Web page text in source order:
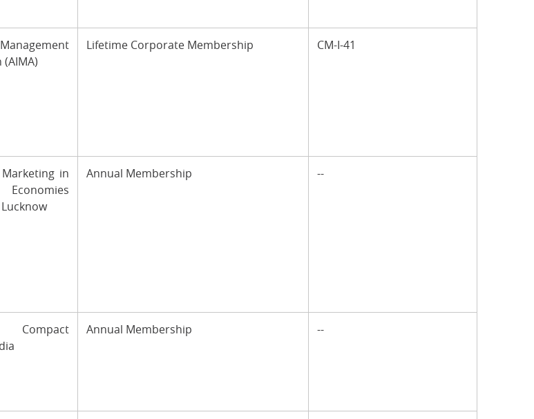
Lifetime Corporate Membership CM-I-41
in
Lucknow
Annual Membership --
Annual Membership --